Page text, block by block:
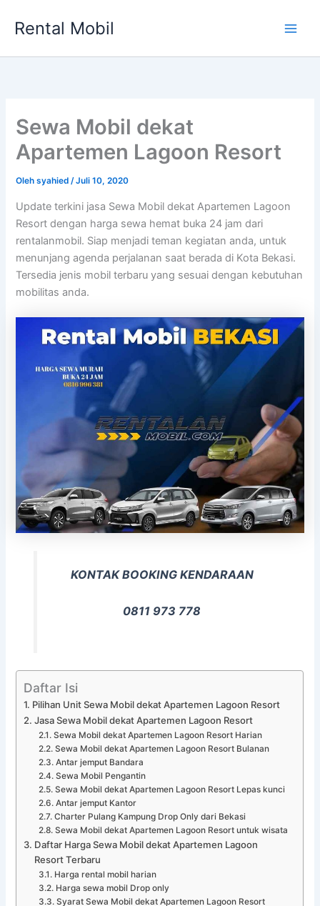
Rental Mobil
Sewa Mobil dekat
Apartemen Lagoon Resort
Olehsyahied/Juli 10, 2020
Update terkini jasa Sewa Mobil dekat Apartemen Lagoon
Resort dengan harga sewa hemat buka 24 jam dari
rentalanmobil. Siap menjadi teman kegiatan anda, untuk
menunjang agenda perjalanan saat berada di Kota Bekasi.
Tersedia jenis mobil terbaru yang sesuai dengan kebutuhan
mobilitas anda.
KONTAK BOOKING KENDARAAN
0811 973 778
Daftar Isi
Pilihan Unit Sewa Mobil dekat Apartemen Lagoon Resort
Jasa Sewa Mobil dekat Apartemen Lagoon Resort
Sewa Mobil dekat Apartemen Lagoon Resort Harian
Sewa Mobil dekat Apartemen Lagoon Resort Bulanan
Antar jemput Bandara
Sewa Mobil Pengantin
Sewa Mobil dekat Apartemen Lagoon Resort Lepas kunci
Antar jemput Kantor
Charter Pulang Kampung Drop Only dari Bekasi
Sewa Mobil dekat Apartemen Lagoon Resort untuk wisata
Daftar Harga Sewa Mobil dekat Apartemen Lagoon
Resort Terbaru
Harga rental mobil harian
Harga sewa mobil Drop only
Syarat Sewa Mobil dekat Apartemen Lagoon Resort